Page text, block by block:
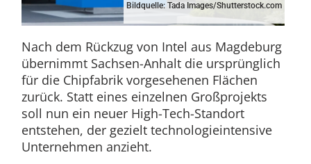
Bildquelle: Tada Images/Shutterstock.com
Nach dem Rückzug von Intel aus Magdeburg
übernimmt Sachsen-Anhalt die ursprünglich
für die Chipfabrik vorgesehenen Flächen
zurück. Statt eines einzelnen Großprojekts
soll nun ein neuer High-Tech-Standort
entstehen, der gezielt technologieintensive
Unternehmen anzieht.